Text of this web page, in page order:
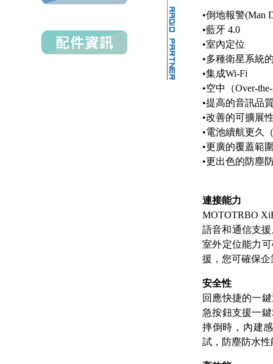
•倒地報警(Man
•藍牙 4.0
•室內定位
•多種衛星系統
•集成Wi-Fi
•空中（Over-
•提高的音訊品
•改善的可擴展
•電池續航更久
•更廣的覆蓋範
•更出色的防塵
連接能力
MOTOTRBO
語音和通信支
室外定位能力
援，您可確保
安全性
回應快捷的一
急按鈕支援一
摔倒時，內建
試，防塵防水性